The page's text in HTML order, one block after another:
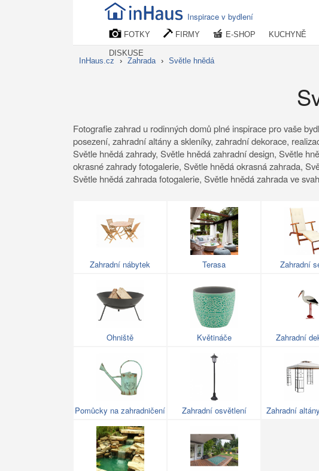
Inspirace v bydlení
FOTKY FIRMY E-SHOP KUCHYNĚ
DISKUSE
InHaus.cz
› Zahrada › Světle hnědá
Fotografie zahrad u rodinných domů plné inspirace pro vaše
posezení, zahradní altány a skleníky, zahradní dekorace,
Světle hnědá zahrady, Světle hnědá zahradní design, Světle
okrasné zahrady fotogalerie, Světle hnědá okrasná zahrada,
Světle hnědá zahrada fotogalerie, Světle hnědá zahrada ve
Zahradní nábytek Terasa Zahradní
Ohniště Květináče Zahradní
Pomůcky na zahradničení Zahradní osvětlení Zahradní